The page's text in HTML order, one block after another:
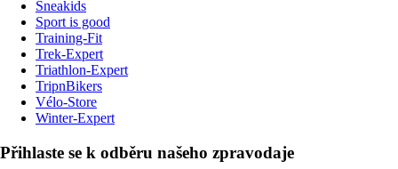
Sneakids
Sport is good
Training-Fit
Trek-Expert
Triathlon-Expert
TripnBikers
Vélo-Store
Winter-Expert
Přihlaste se k odběru našeho zpravodaje